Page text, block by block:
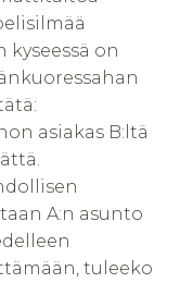
kyseessä on
asiakas B:ltä
A:n asunto
tuleeko